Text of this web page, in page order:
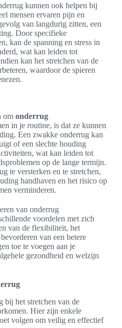
kunnen ook helpen bij
mensen ervaren pijn en
van langdurig zitten, een
Door specifieke
kan de spanning en stress in
wat kan leiden tot
kan het stretchen van de
waardoor de spieren
om onderrug
in je routine, is dat ze kunnen
Een zwakke onderrug kan
of een slechte houding
wat kan leiden tot
op de lange termijn.
te versterken en te stretchen,
handhaven en het risico op
verminderen.
van onderrug
voordelen met zich
van de flexibiliteit, het
van een betere
toe te voegen aan je
gezondheid en welzijn
bij het stretchen van de
Hier zijn enkele
volgen om veilig en effectief